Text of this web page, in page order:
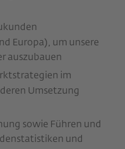
Europa), um unsere
auszubauen
im
Umsetzung
sowie Führen und
und